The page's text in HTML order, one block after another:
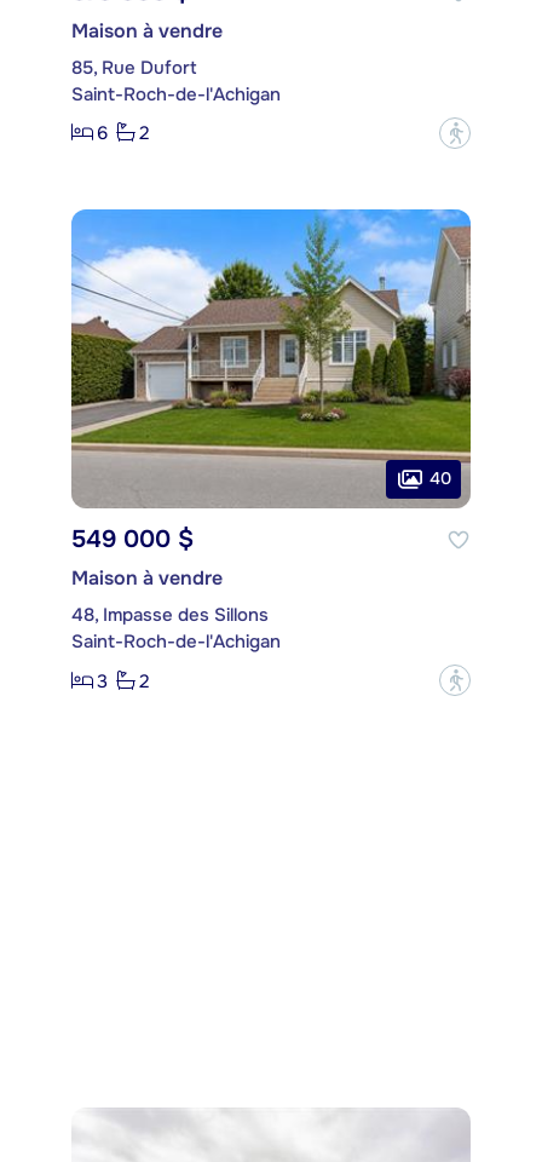
Maison à vendre
85, Rue Dufort
Saint-Roch-de-l'Achigan
6
2 ?
40
549 000 $
Maison à vendre
48, Impasse des Sillons
Saint-Roch-de-l'Achigan
3
2 ?